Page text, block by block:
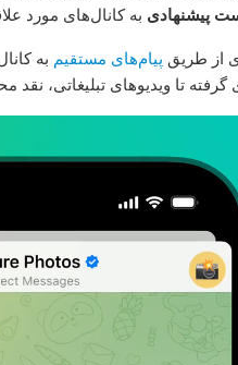
پیشنهادی به کانال‌های مورد
از طریق پیام‌های مستقیم به
گرفته تا ویدیوهای تبلیغاتی،